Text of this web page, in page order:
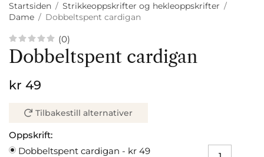
Startsiden / Strikkeoppskrifter og hekleoppskrifter /
Dame / Dobbeltspent cardigan
(0)
Dobbeltspent cardigan
kr 49
Tilbakestill alternativer
Oppskrift:
Dobbeltspent cardigan - kr 49